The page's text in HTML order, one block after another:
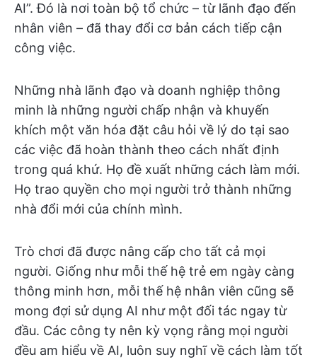
AI”. Đó là nơi toàn bộ tổ chức – từ lãnh đạo đến
nhân viên – đã thay đổi cơ bản cách tiếp cận
công việc.
Những nhà lãnh đạo và doanh nghiệp thông
minh là những người chấp nhận và khuyến
khích một văn hóa đặt câu hỏi về lý do tại sao
các việc đã hoàn thành theo cách nhất định
trong quá khứ. Họ đề xuất những cách làm mới.
Họ trao quyền cho mọi người trở thành những
nhà đổi mới của chính mình.
Trò chơi đã được nâng cấp cho tất cả mọi
người. Giống như mỗi thế hệ trẻ em ngày càng
thông minh hơn, mỗi thế hệ nhân viên cũng sẽ
mong đợi sử dụng AI như một đối tác ngay từ
đầu. Các công ty nên kỳ vọng rằng mọi người
đều am hiểu về AI, luôn suy nghĩ về cách làm tốt